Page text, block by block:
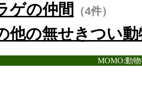
ゲの仲間 （4件）
他の無せきつい動
MOMO:動